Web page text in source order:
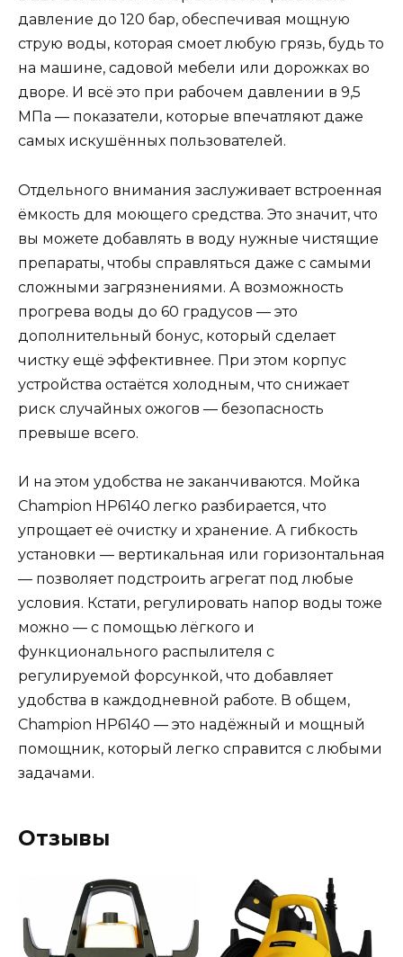
давление до 120 бар, обеспечивая мощную
струю воды, которая смоет любую грязь, будь то
на машине, садовой мебели или дорожках во
дворе. И всё это при рабочем давлении в 9,5
МПа — показатели, которые впечатляют даже
самых искушённых пользователей.
Отдельного внимания заслуживает встроенная
ёмкость для моющего средства. Это значит, что
вы можете добавлять в воду нужные чистящие
препараты, чтобы справляться даже с самыми
сложными загрязнениями. А возможность
прогрева воды до 60 градусов — это
дополнительный бонус, который сделает
чистку ещё эффективнее. При этом корпус
устройства остаётся холодным, что снижает
риск случайных ожогов — безопасность
превыше всего.
И на этом удобства не заканчиваются. Мойка
Champion HP6140 легко разбирается, что
упрощает её очистку и хранение. А гибкость
установки — вертикальная или горизонтальная
— позволяет подстроить агрегат под любые
условия. Кстати, регулировать напор воды тоже
можно — с помощью лёгкого и
функционального распылителя с
регулируемой форсункой, что добавляет
удобства в каждодневной работе. В общем,
Champion HP6140 — это надёжный и мощный
помощник, который легко справится с любыми
задачами.
Отзывы